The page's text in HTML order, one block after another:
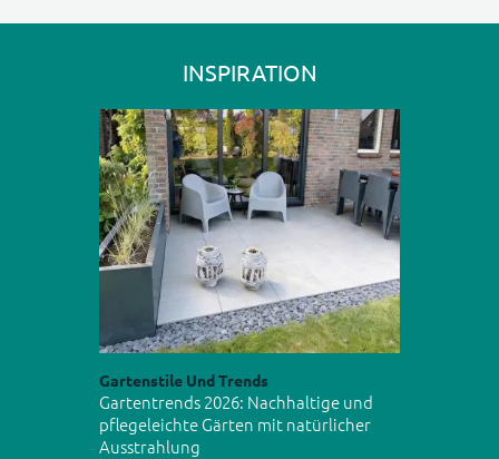
INSPIRATION
Gartenstile Und Trends
Gartentrends 2026: Nachhaltige und
pflegeleichte Gärten mit natürlicher
Ausstrahlung